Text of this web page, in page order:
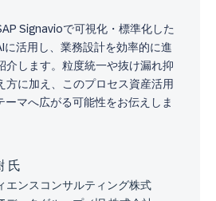
Signavioで可視化・標準化した
に活用し、業務設計を効率的に進
介します。粒度統一や抜け漏れ抑
方に加え、このプロセス資産活用
ーマへ広がる可能性をお伝えしま
氏
エンスコンサルティング株式